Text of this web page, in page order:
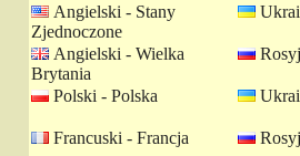
Angielski - Stany
Zjednoczone
Angielski - Wielka
Brytania
Polski - Polska
Francuski - Francja